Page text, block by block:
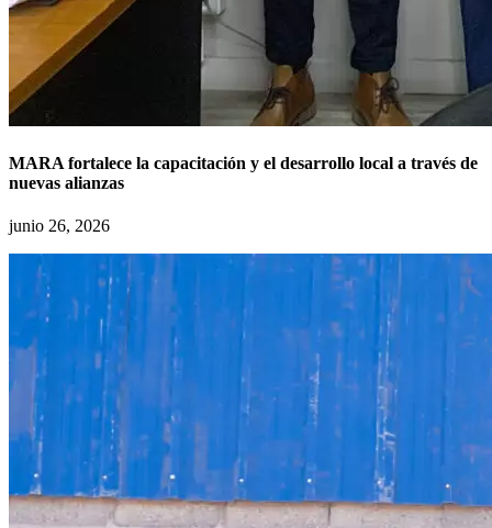
MARA fortalece la capacitación y el desarrollo local a través de
nuevas alianzas
junio 26, 2026